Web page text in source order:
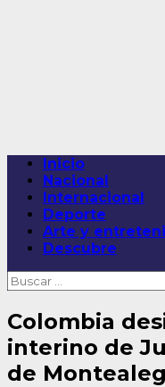
Menú
principal
Inicio
Nacional
Internacional
Deporte
Arte y
Descubre
Buscar:
Colombia
interino de
de